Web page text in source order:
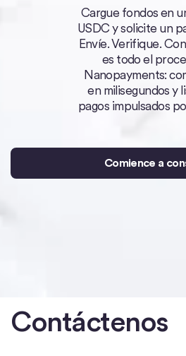
Cargue fondos en
USDC y solicite un
Envíe. Verifique.
es todo el
Nanopayments:
en milisegundos y
pagos impulsados
Comience a
Contáctenos